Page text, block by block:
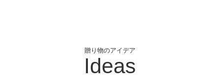
Ideas
贈り物のアイデア